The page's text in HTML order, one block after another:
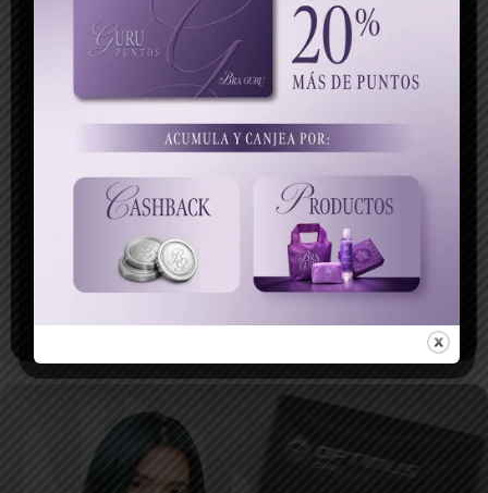
¿Tienes
alguna
pregunta
?
Nos encantaría
saber de ti, Estamos
listos y queremos
ayudarte.
Atención al Cliente:
4846